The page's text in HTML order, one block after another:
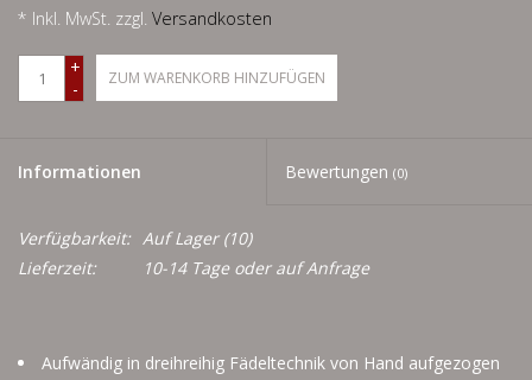
Ledertasche Herzform
* Inkl. MwSt. zzgl. Versandkosten
+
-
ZUM WARENKORB HINZUFÜGEN
Informationen Bewertungen (0)
Verfügbarkeit: Auf Lager(10)
Lieferzeit:
10-14 Tage oder auf Anfrage
Aufwändig in dreihreihig Fädeltechnik von Hand aufgezogen